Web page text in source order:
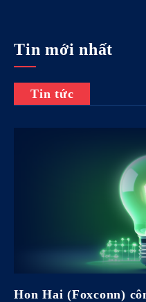
Tin mới nhất
Tin tức
Hon Hai (Foxconn)